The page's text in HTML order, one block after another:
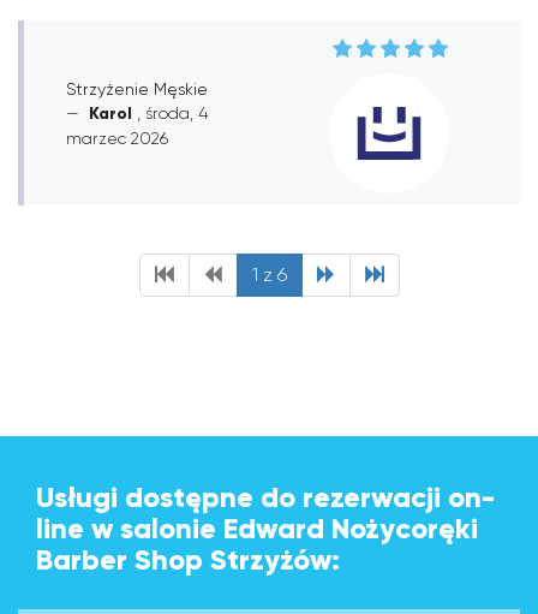
Strzyżenie Męskie
Karol
, środa, 4
marzec 2026
1 z 6
Usługi dostępne do rezerwacji on-
line w salonie Edward Nożycoręki
Barber Shop Strzyżów: